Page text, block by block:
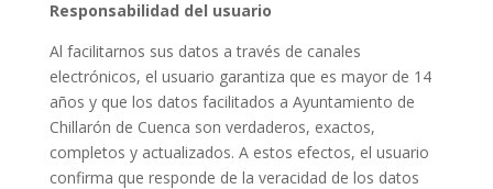
Responsabilidad del usuario
Al facilitarnos sus datos a través de canales
electrónicos, el usuario garantiza que es mayor de 14
años y que los datos facilitados a Ayuntamiento de
Chillarón de Cuenca son verdaderos, exactos,
completos y actualizados. A estos efectos, el usuario
confirma que responde de la veracidad de los datos